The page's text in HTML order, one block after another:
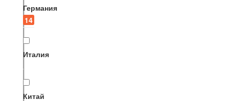
Германия
14
Италия
Китай